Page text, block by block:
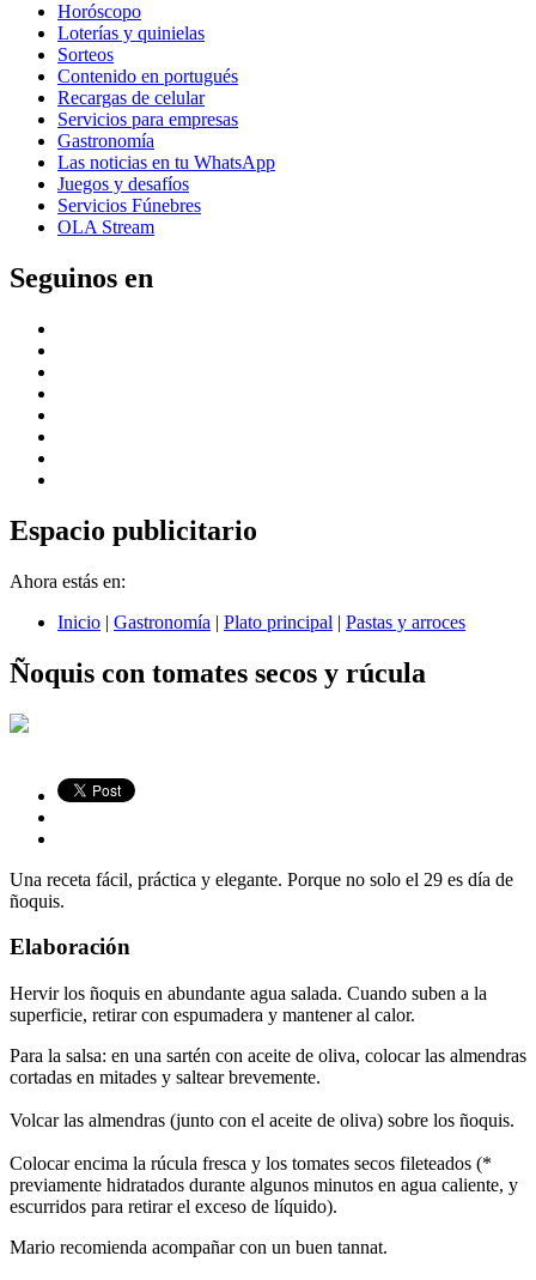
Horóscopo
Loterías y quinielas
Sorteos
Contenido en portugués
Recargas de celular
Servicios para empresas
Gastronomía
Las noticias en tu WhatsApp
Juegos y desafíos
Servicios Fúnebres
OLA Stream
Seguinos en
Espacio publicitario
Ahora estás en:
Inicio | Gastronomía | Plato principal | Pastas y arroces
Ñoquis con tomates secos y rúcula
Una receta fácil, práctica y elegante. Porque no solo el 29 es día de
ñoquis.
Elaboración
Hervir los ñoquis en abundante agua salada. Cuando suben a la
superficie, retirar con espumadera y mantener al calor.
Para la salsa: en una sartén con aceite de oliva, colocar las almendras
cortadas en mitades y saltear brevemente.
Volcar las almendras (junto con el aceite de oliva) sobre los ñoquis.
Colocar encima la rúcula fresca y los tomates secos fileteados (*
previamente hidratados durante algunos minutos en agua caliente, y
escurridos para retirar el exceso de líquido).
Mario recomienda acompañar con un buen tannat.